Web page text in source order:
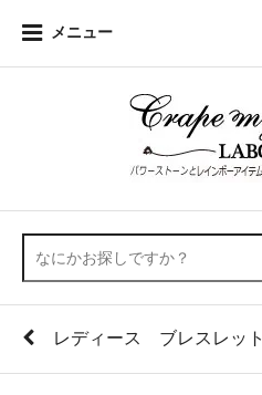
メニュー
レディース ブレスレット